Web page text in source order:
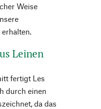
Weise
Leinen
fertigt Les
durch einen
da das